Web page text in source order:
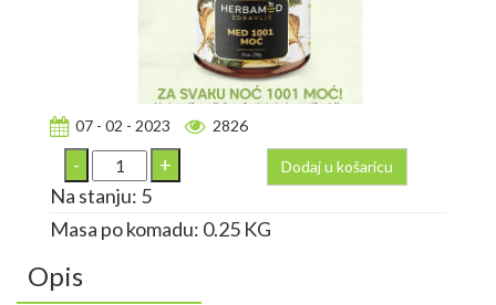
07 - 02 - 2023 2826
Dodaj u košaricu
Na stanju: 5
Masa po komadu: 0.25 KG
Opis